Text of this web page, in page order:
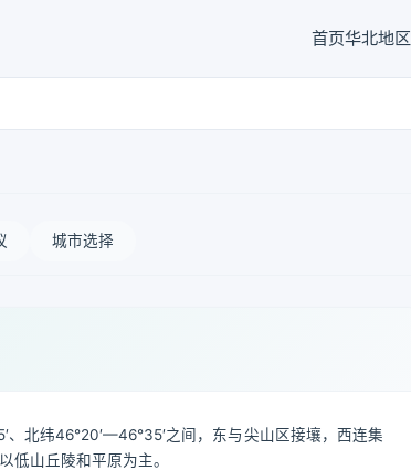
首页华北地区
城市选择
、北纬46°20′—46°35′之间，东与尖山区接壤，西连集
低山丘陵和平原为主。